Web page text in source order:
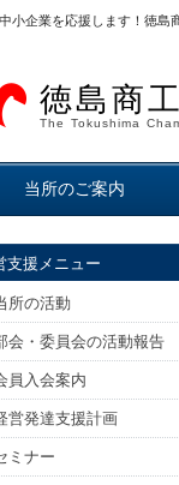
小企業を応援します！徳島
徳島商
The Tokushima
当所のご案内
支援メニュー
所の活動
会・委員会の活動報告
員入会案内
営発達支援計画
ミナー